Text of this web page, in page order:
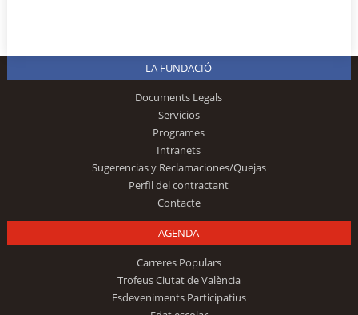
LA FUNDACIÓ
Documents Legals
Servicios
Programes
Intranets
Sugerencias y Reclamaciones/Quejas
Perfil del contractant
Contacte
AGENDA
Carreres Populars
Trofeus Ciutat de València
Esdeveniments Participatius